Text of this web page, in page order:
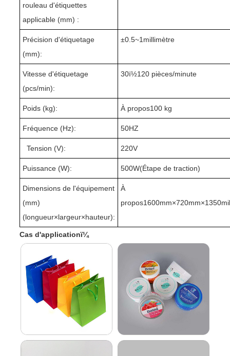
rouleau d'étiquettes
applicable (mm) :
Précision d'étiquetage
(mm):
±0.5~1millimètre
Vitesse d'étiquetage
(pcs/min):
30ï½1 20 pièces/minute
Poids (kg): À propos100 kg
Fréquence (Hz): 50HZ
Tension (V): 220V
Puissance (W): 500W(Étape de traction)
Dimensions de l'équipement
(mm)
(longueur×largeur×hauteur):
À
propos160
Cas d'applicationï¼